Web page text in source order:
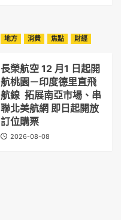
地方 消費 焦點 財經
長榮航空 12 月1 日起開
航桃園－印度德里直飛
航線 拓展南亞市場、串
聯北美航網 即日起開放
訂位購票
2026-08-08